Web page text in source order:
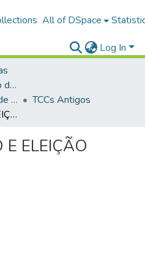
All of DSpace
Log In
Faculdade Batista do Rio de Janeiro (FABAT-RJ)
Trabalhos de Conclusão de Curso (TCC)
TCCs Antigos
LIVRE-ARBÍTRIO E ELEIÇÃO
E ELEIÇÃO